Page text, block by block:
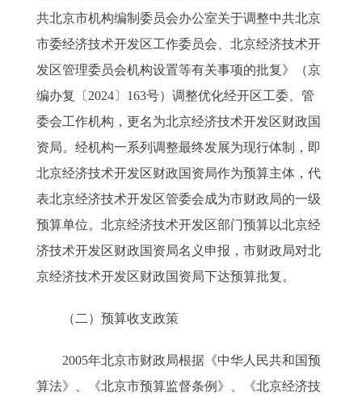
共北京市机构编制委员会办公室关于调整中共北京
市委经济技术开发区工作委员会、北京经济技术开
发区管理委员会机构设置等有关事项的批复》（京
编办复〔2024〕163号）调整优化经开区工委、管
委会工作机构，更名为北京经济技术开发区财政国
资局。经机构一系列调整最终发展为现行体制，即
北京经济技术开发区财政国资局作为预算主体，代
表北京经济技术开发区管委会成为市财政局的一级
预算单位。北京经济技术开发区部门预算以北京经
济技术开发区财政国资局名义申报，市财政局对北
京经济技术开发区财政国资局下达预算批复。
（二）预算收支政策
2005年北京市财政局根据《中华人民共和国预
算法》、《北京市预算监督条例》、《北京经济技